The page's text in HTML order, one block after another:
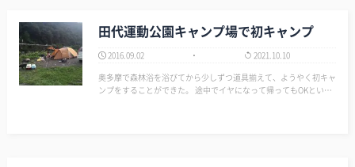
田代運動公園キャンプ場で初キャンプ
2016.09.02
2021.10.10
奥多摩で森林浴を浴びてから少しずつ道具揃えて、ようやく初キャ
ンプをすることができた。 途中でイヤになって帰ってもOKという